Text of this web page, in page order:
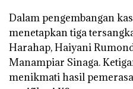
Dalam pengembangan
menetapkan tiga
Harahap, Haiyani
Manampiar Sinaga.
menikmati hasil